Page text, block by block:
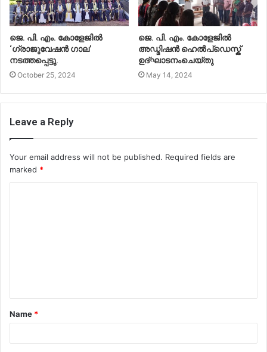
ജെ. പി. എം. കോളേജിൽ
‘ഗ്രാജുവേഷൻ ഗാല’
നടത്തപ്പെട്ടു.
October 25, 2024
ജെ. പി. എം. കോളേജിൽ
അഡ്മിഷൻ ഹെൽപ്ഡെസ്ക്
ഉദ്ഘാടനംചെയ്തു
May 14, 2024
Leave a Reply
Your email address will not be published. Required fields are
marked *
Name *